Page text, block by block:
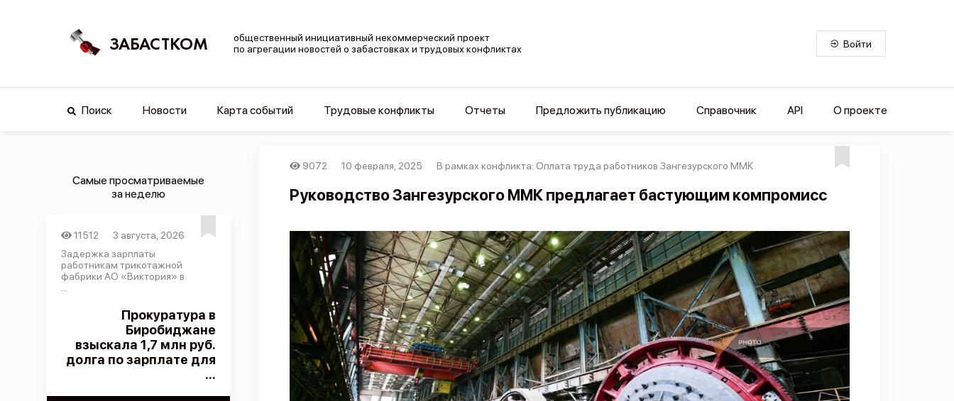
ЗАБАСТКОМ
общественный инициативный некоммерческий проект
по агрегации новостей о забастовках и трудовых конфликтах
Войти
Поиск Новости Карта событий Трудовые конфликты Отчеты Предложить публикацию Справочник API О проекте
Самые просматриваемые
за неделю
11512
3 августа, 2026
Задержка зарплаты
работникам трикотажной
фабрики АО «Виктория» в
Прокуратура в
Биробиджане
взыскала 1,7 млн руб.
долга по зарплате для
...
9072 10 февраля, 2025 В рамках конфликта: Оплата труда работников Зангезурского ММК
Руководство Зангезурского ММК предлагает бастующим компромисс